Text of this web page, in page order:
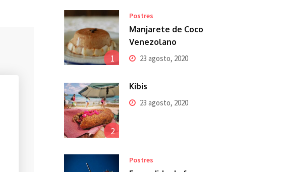
1
Postres
Manjarete de Coco
Venezolano
23 agosto, 2020
2
Kibis
23 agosto, 2020
Postres